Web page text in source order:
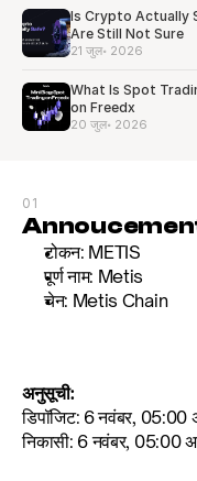
Is Crypto Actually
Are Still Not Sure
21 जुल॰ 2026
What Is Spot
on Freedx
20 जुल॰ 2026
01
टोकन: METIS
पूर्ण नाम: Metis
चेन: Metis Chain
अनुसूची:
डिपॉजिट: 6 नवंबर, 05:00
निकासी: 6 नवंबर, 05:00